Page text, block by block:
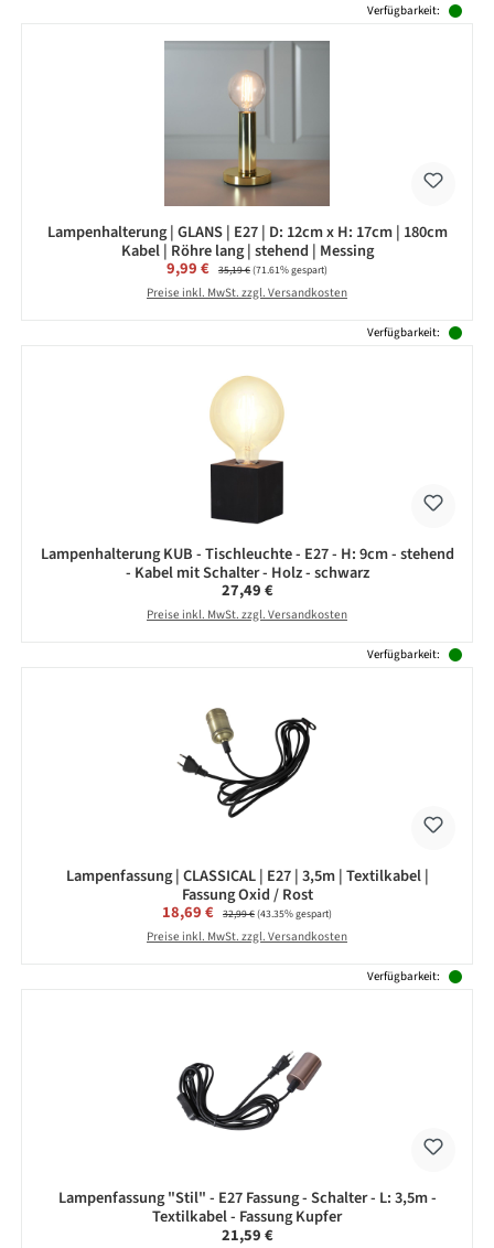
Verfügbarkeit:
Lampenhalterung | GLANS | E27 | D: 12cm x H: 17cm | 180cm
Kabel | Röhre lang | stehend | Messing
Verkaufspreis:
9,99 € Regulärer Preis:
35,19 €(71.61% gespart)
Preise inkl. MwSt. zzgl. Versandkosten
Verfügbarkeit:
Lampenhalterung KUB - Tischleuchte - E27 - H: 9cm - stehend
- Kabel mit Schalter - Holz - schwarz
Regulärer Preis:
27,49 €
Preise inkl. MwSt. zzgl. Versandkosten
Verfügbarkeit:
Lampenfassung | CLASSICAL | E27 | 3,5m | Textilkabel |
Fassung Oxid / Rost
Verkaufspreis:
18,69 € Regulärer Preis:
32,99 €(43.35% gespart)
Preise inkl. MwSt. zzgl. Versandkosten
Verfügbarkeit:
Lampenfassung "Stil" - E27 Fassung - Schalter - L: 3,5m -
Textilkabel - Fassung Kupfer
Regulärer Preis:
21,59 €